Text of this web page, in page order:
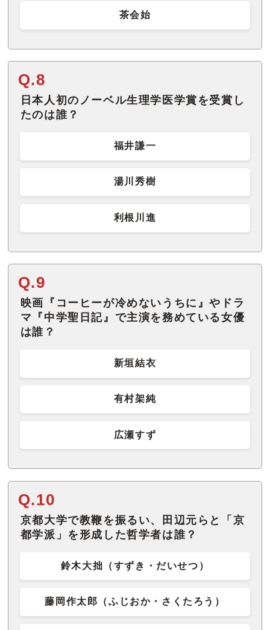
茶会始
Q.8
日本人初のノーベル生理学医学賞を受賞し
たのは誰？
福井謙一
湯川秀樹
利根川進
Q.9
映画『コーヒーが冷めないうちに』やドラ
マ『中学聖日記』で主演を務めている女優
は誰？
新垣結衣
有村架純
広瀬すず
Q.10
京都大学で教鞭を振るい、田辺元らと「京
都学派」を形成した哲学者は誰？
鈴木大拙（すずき・だいせつ）
藤岡作太郎（ふじおか・さくたろう）